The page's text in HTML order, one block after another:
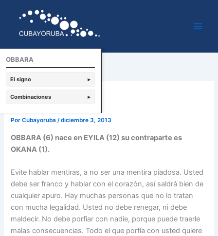
contenido
Obbara
PorCubayoruba/diciembre 3, 2013
OBBARA (6) nace en EYILA (12) su contraparte es
OKANA (1).
Evite hablar mentiras, a no ser una mentira piadosa. Usted
debe ser franco y hablar con el corazón, así saldrá bien de
cualquier apuro. Hay muchas personas que no lo tratan
con mucha legalidad. Usted no debe renegar, ni debe
maldecir. No debe porfiar con nadie, porque puede traerle
malas consecuencias. Todo el que porfía con usted quiere
OBBARA
El signo ▸
Combinaciones ▸